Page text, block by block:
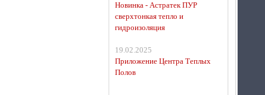
Новинка - Астратек ПУР
сверхтонкая тепло и
гидроизоляция
19.02.2025
Приложение Центра Теплых
Полов